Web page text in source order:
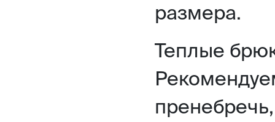
размера.
Теплые